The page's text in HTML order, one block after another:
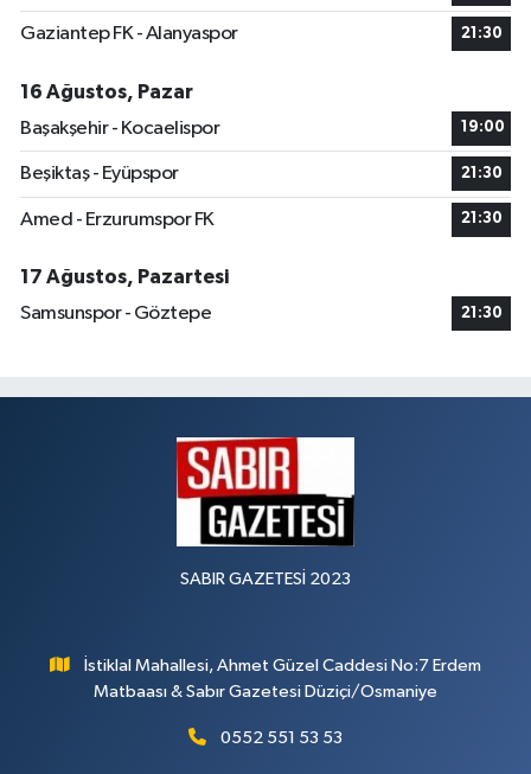
Gaziantep FK - Alanyaspor 21:30
16 Ağustos, Pazar
Başakşehir - Kocaelispor
19:00
Beşiktaş - Eyüpspor 21:30
Amed - Erzurumspor FK 21:30
17 Ağustos, Pazartesi
Samsunspor - Göztepe
21:30
SABIR GAZETESİ 2023
İstiklal Mahallesi, Ahmet Güzel Caddesi No:7 Erdem
Matbaası & Sabır Gazetesi Düziçi/Osmaniye
0552 551 53 53